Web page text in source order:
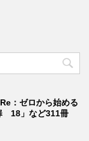
：ゼロから始める
18」など311冊